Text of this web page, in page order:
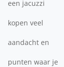
een jacuzzi
kopen veel
aandacht en
punten waar je